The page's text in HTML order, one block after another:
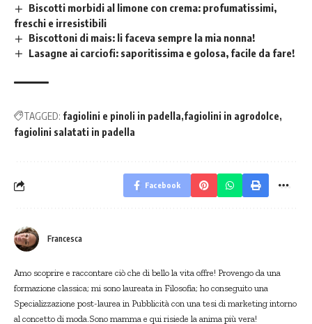
Biscotti morbidi al limone con crema: profumatissimi,
freschi e irresistibili
Biscottoni di mais: li faceva sempre la mia nonna!
Lasagne ai carciofi: saporitissima e golosa, facile da fare!
TAGGED: fagiolini e pinoli in padella fagiolini in agrodolce
fagiolini salatati in padella
Facebook
Francesca
Amo scoprire e raccontare ciò che di bello la vita offre! Provengo da una
formazione classica; mi sono laureata in Filosofia; ho conseguito una
Specializzazione post-laurea in Pubblicità con una tesi di marketing intorno
al concetto di moda.Sono mamma e qui risiede la anima più vera!